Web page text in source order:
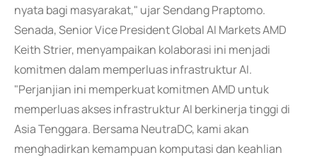
nyata bagi masyarakat," ujar Sendang Praptomo.
Senada, Senior Vice President Global AI Markets AMD
Keith Strier, menyampaikan kolaborasi ini menjadi
komitmen dalam memperluas infrastruktur AI.
"Perjanjian ini memperkuat komitmen AMD untuk
memperluas akses infrastruktur AI berkinerja tinggi di
Asia Tenggara. Bersama NeutraDC, kami akan
menghadirkan kemampuan komputasi dan keahlian